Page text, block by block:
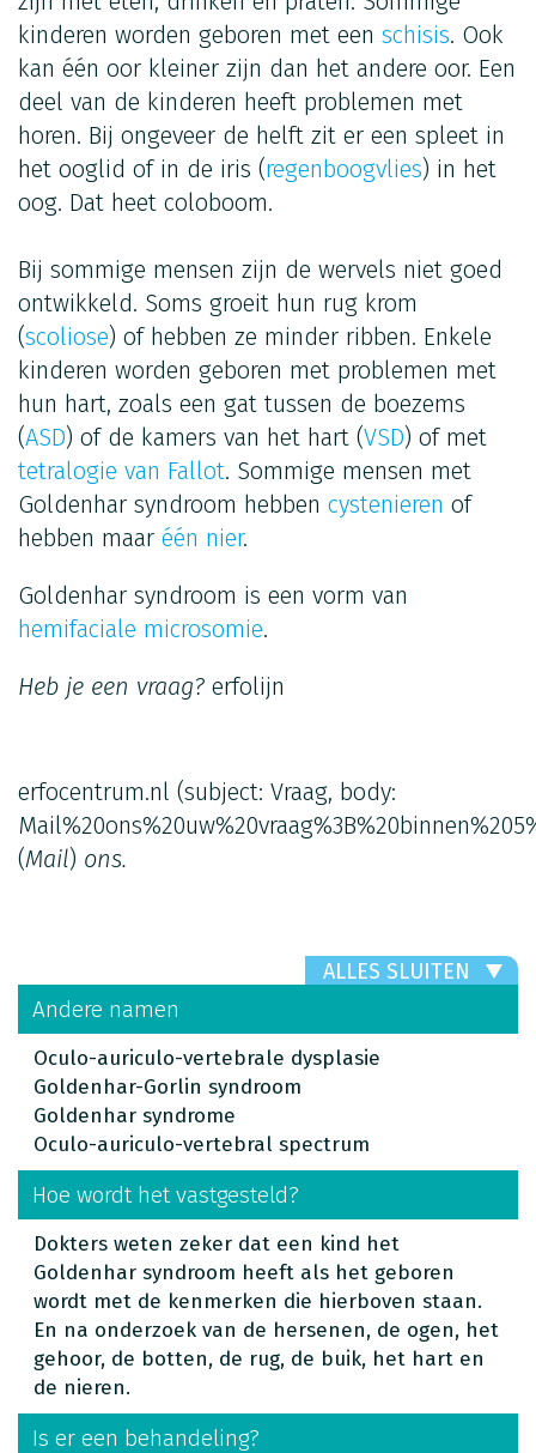
kinderen worden geboren met een schisis. Ook
kan één oor kleiner zijn dan het andere oor. Een
deel van de kinderen heeft problemen met
horen. Bij ongeveer de helft zit er een spleet in
het ooglid of in de iris (regenboogvlies) in het
oog. Dat heet coloboom.
Bij sommige mensen zijn de wervels niet goed
ontwikkeld. Soms groeit hun rug krom
(scoliose) of hebben ze minder ribben. Enkele
kinderen worden geboren met problemen met
hun hart, zoals een gat tussen de boezems
(ASD) of de kamers van het hart (VSD) of met
tetralogie van Fallot. Sommige mensen met
Goldenhar syndroom hebben cystenieren of
hebben maar één nier.
Goldenhar syndroom is een vorm van
hemifaciale microsomie.
Heb je een vraag? erfolijn
erfocentrum.nl (subject: Vraag, body:
(Mail) ons.
ALLES SLUITEN
Andere namen
Oculo-auriculo-vertebrale dysplasie
Goldenhar-Gorlin syndroom
Goldenhar syndrome
Oculo-auriculo-vertebral spectrum
Hoe wordt het vastgesteld?
Dokters weten zeker dat een kind het
Goldenhar syndroom heeft als het geboren
wordt met de kenmerken die hierboven staan.
En na onderzoek van de hersenen, de ogen, het
gehoor, de botten, de rug, de buik, het hart en
de nieren.
Is er een behandeling?